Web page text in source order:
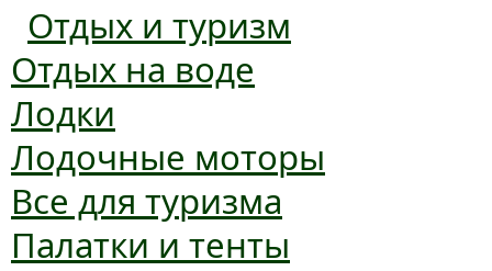
Отдых и туризм
Отдых на воде
Лодки
Лодочные моторы
Все для туризма
Палатки и тенты